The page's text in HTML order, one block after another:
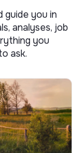
guide you in
analyses, job
you
ask.